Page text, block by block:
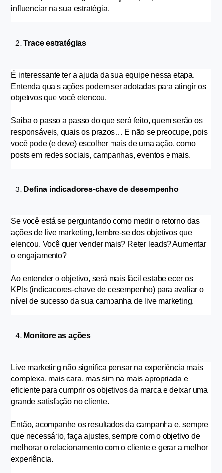
influenciar na sua estratégia.
Trace estratégias
É interessante ter a ajuda da sua equipe nessa etapa.
Entenda quais ações podem ser adotadas para atingir os
objetivos que você elencou.
Saiba o passo a passo do que será feito, quem serão os
responsáveis, quais os prazos… E não se preocupe, pois
você pode (e deve) escolher mais de uma ação, como
posts em redes sociais, campanhas, eventos e mais.
Defina indicadores-chave de desempenho
Se você está se perguntando como medir o retorno das
ações de live marketing, lembre-se dos objetivos que
elencou. Você quer vender mais? Reter leads? Aumentar
o engajamento?
Ao entender o objetivo, será mais fácil estabelecer os
KPIs (indicadores-chave de desempenho) para avaliar o
nível de sucesso da sua campanha de live marketing.
Monitore as ações
Live marketing não significa pensar na experiência mais
complexa, mais cara, mas sim na mais apropriada e
eficiente para cumprir os objetivos da marca e deixar uma
grande satisfação no cliente.
Então, acompanhe os resultados da campanha e, sempre
que necessário, faça ajustes, sempre com o objetivo de
melhorar o relacionamento com o cliente e gerar a melhor
experiência.